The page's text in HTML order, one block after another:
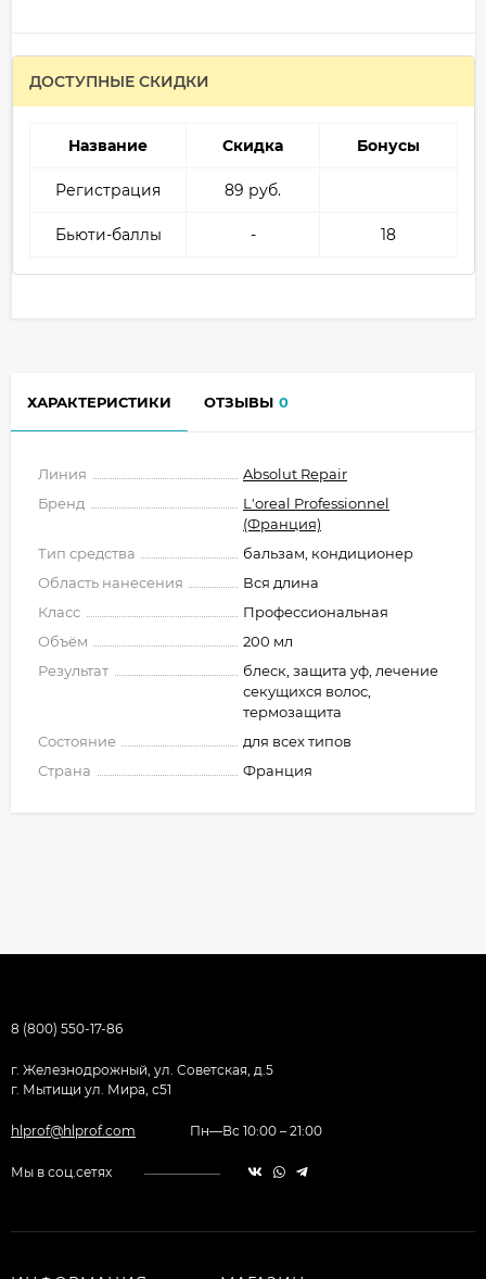
ДОСТУПНЫЕ СКИДКИ
Название Скидка Бонусы
Регистрация 89 руб.
Бьюти-баллы - 18
ХАРАКТЕРИСТИКИ ОТЗЫВЫ 0
Линия
Absolut Repair
Бренд
L'oreal Professionnel
(Франция)
Тип средства
бальзам, кондиционер
Область нанесения
Вся длина
Класс
Профессиональная
Объём
200 мл
Результат
блеск, защита уф, лечение
секущихся волос,
термозащита
Состояние
для всех типов
Страна
Франция
8 (800) 550-17-86
г. Железнодрожный, ул. Советская, д.5
г. Мытищи ул. Мира, с51
hlprof@hlprof.com Пн—Вс 10:00 – 21:00
Мы в соц.сетях